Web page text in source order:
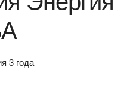
3 года